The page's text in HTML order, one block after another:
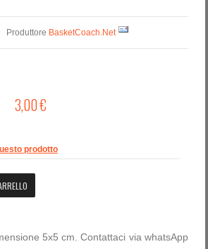
Produttore BasketCoach.Net
3,00 €
prodotto
5x5 cm. Contattaci via whatsApp